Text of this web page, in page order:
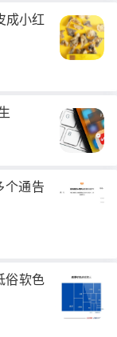
成小红
个通告
俗软色